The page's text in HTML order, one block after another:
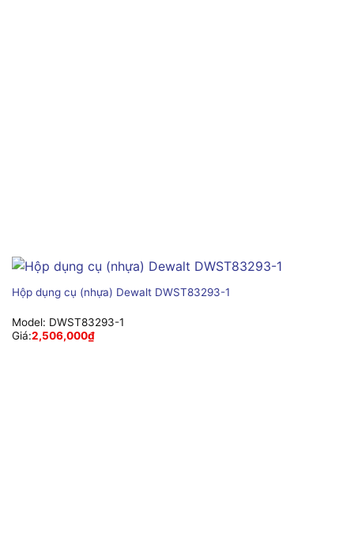
Hộp dụng cụ (nhựa) Dewalt DWST83293-1
Model: DWST83293-1
Giá:2,506,000₫